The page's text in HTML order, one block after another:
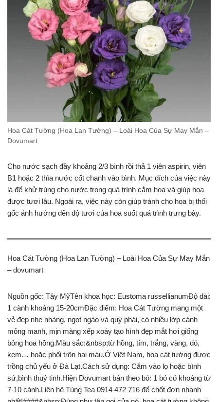
Hoa Cát Tường (Hoa Lan Tường) – Loài Hoa Của Sự May Mắn –
Dovumart
Cho nước sạch đầy khoảng 2/3 bình rồi thả 1 viên aspirin, viên
B1 hoặc 2 thìa nước cốt chanh vào bình. Mục đích của việc này
là để khử trùng cho nước trong quá trình cắm hoa và giúp hoa
được tươi lâu. Ngoài ra, việc này còn giúp tránh cho hoa bị thối
gốc ảnh hưởng đến độ tươi của hoa suốt quá trình trưng bày.
Hoa Cát Tường (Hoa Lan Tường) – Loài Hoa Của Sự May Mắn
– dovumart
Nguồn gốc: Tây MỹTên khoa học: Eustoma russellianumĐộ dài:
1 cành khoảng 15-20cmĐặc điểm: Hoa Cát Tường mang một
vẻ đẹp nhẹ nhàng, ngọt ngào và quý phái, có nhiều lớp cánh
mỏng manh, mịn màng xếp xoáy tạo hình đẹp mắt hơi giống
bông hoa hồng.Màu sắc:&nbsp;từ hồng, tím, trắng, vàng, đỏ,
kem… hoặc phối trộn hai màu.Ở Việt Nam, hoa cát tường được
trồng chủ yếu ở Đà Lạt.Cách sử dụng: Cắm vào lọ hoặc bình
sứ,bình thuỷ tinh.Hiện Dovumart bán theo bó: 1 bó có khoảng từ
7-10 cành.Liên hệ Tùng Tea 0914 472 716 để chốt đơn nhanh